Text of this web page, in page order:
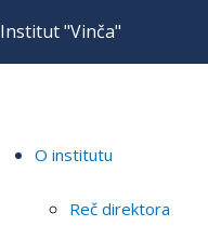
Institut "Vinča"
O institutu
Reč direktora